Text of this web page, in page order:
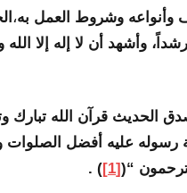
وأنواعه وشروط العمل به،
وأشهد أن لا إله إلا
الحديث قرآن الله تبارك
عليه أفضل الصلوات
“(
[1]
) .